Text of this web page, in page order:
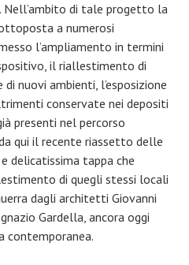
Nell’ambito di tale progetto la
a numerosi
l’ampliamento in termini
il riallestimento di
nuovi ambienti, l’esposizione
conservate nei depositi
presenti nel percorso
qui il recente riassetto delle
delicatissima tappa che
di quegli stessi locali
dagli architetti Giovanni
Gardella, ancora oggi
contemporanea.